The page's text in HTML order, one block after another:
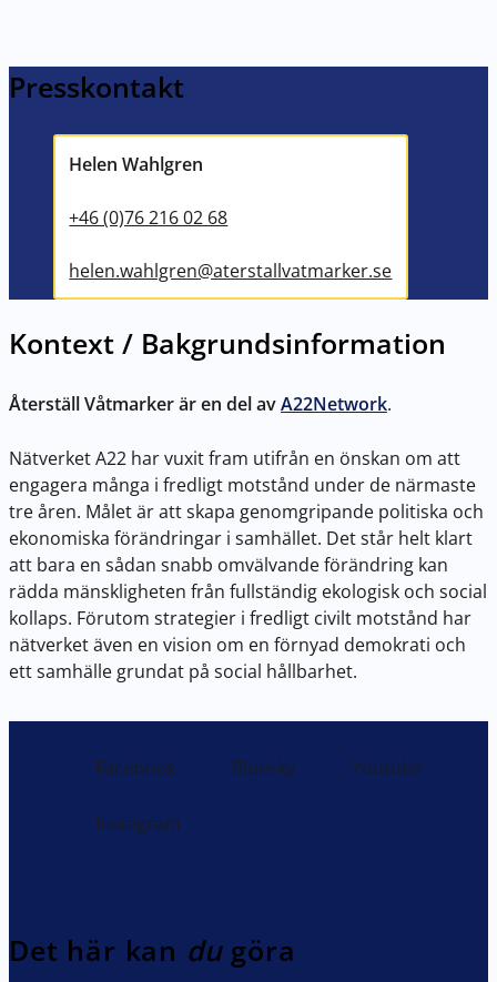
Presskontakt
Helen Wahlgren
+46 (0)76 216 02 68
helen.wahlgren@aterstallvatmarker.se
Kontext / Bakgrundsinformation
Återställ Våtmarker är en del avA22Network.
Nätverket A22 har vuxit fram utifrån en önskan om att
engagera många i fredligt motstånd under de närmaste
tre åren. Målet är att skapa genomgripande politiska och
ekonomiska förändringar i samhället. Det står helt klart
att bara en sådan snabb omvälvande förändring kan
rädda mänskligheten från fullständig ekologisk och social
kollaps. Förutom strategier i fredligt civilt motstånd har
nätverket även en vision om en förnyad demokrati och
ett samhälle grundat på social hållbarhet.
Facebook Bluesky Youtube
Instagram
Det här kan dugöra